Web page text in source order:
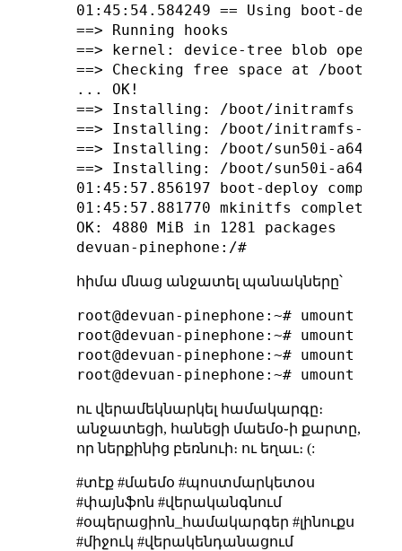
01:45:54.584249 == Using boot-
==> Running hooks
==> kernel: device-tree blob
==> Checking free space at /boot
... OK!
==> Installing: /boot/initramfs
==> Installing: /boot/initramfs-
==> Installing: /boot/sun50i-a64-
==> Installing: /boot/sun50i-a64-
01:45:57.856197 boot-deploy
01:45:57.881770 mkinitfs completed
OK: 4880 MiB in 1281 packages
devuan-pinephone:/#
հիմա մնաց անջատել պանակները՝
root@devuan-pinephone:~# umount /
root@devuan-pinephone:~# umount /
root@devuan-pinephone:~# umount /
ու վերամեկնարկել համակարգը։
անջատեցի, հանեցի մաեմօ֊ի քարտը,
որ ներքինից բեռնուի։ ու եղաւ։ (:
#տէք #մաեմօ #պոստմարկետօս
#փայնֆոն #վերականգնում
#օպերացիոն_համակարգեր #լինուքս
#միջուկ #վերակենդանացում